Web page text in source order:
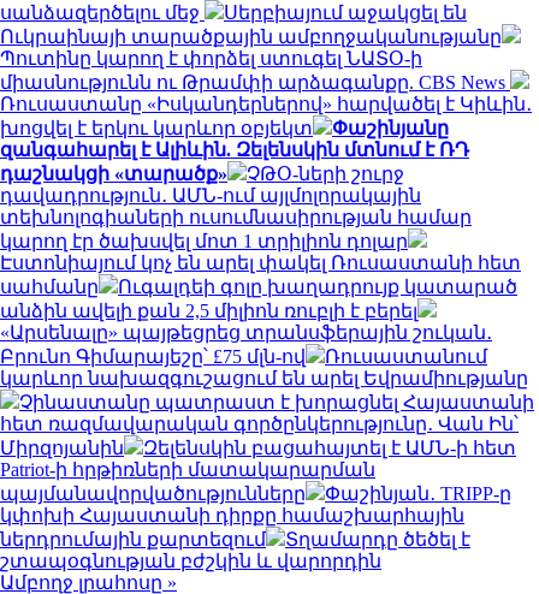
սանձազերծելու մեջ
Սերբիայում աջակցել են
Ուկրաինայի տարածքային ամբողջականությանը
Պուտինը կարող է փորձել ստուգել ՆԱՏՕ-ի
միասնությունն ու Թրամփի արձագանքը. CBS News
Ռուսաստանը «Իսկանդերներով» հարվածել է Կիևին․
խոցվել է երկու կարևոր օբյեկտ
Փաշինյանը
զանգահարել է Ալիևին. Զելենսկին մտնում է ՌԴ
դաշնակցի «տարածք»
ՉԹՕ-ների շուրջ
դավադրություն․ ԱՄՆ-ում այլմոլորակային
տեխնոլոգիաների ուսումնասիրության համար
կարող էր ծախսվել մոտ 1 տրիլիոն դոլար
Էստոնիայում կոչ են արել փակել Ռուսաստանի հետ
սահմանը
Ուգալդեի գոլը խաղադրույք կատարած
անձին ավելի քան 2,5 միլիոն ռուբլի է բերել
«Արսենալը» պայթեցրեց տրանսֆերային շուկան․
Բրունո Գիմարայեշը՝ £75 մլն-ով
Ռուսաստանում
կարևոր նախազգուշացում են արել Եվրամիությանը
Չինաստանը պատրաստ է խորացնել Հայաստանի
հետ ռազմավարական գործընկերությունը․ Վան Ին՝
Միրզոյանին
Զելենսկին բացահայտել է ԱՄՆ-ի հետ
Patriot-ի հրթիռների մատակարարման
պայմանավորվածությունները
Փաշինյան․ TRIPP-ը
կփոխի Հայաստանի դիրքը համաշխարհային
ներդրումային քարտեզում
Տղամարդը ծեծել է
շտապօգնության բժշկին և վարորդին
Ամբողջ լրահոսը »